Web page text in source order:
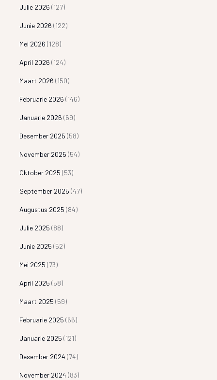
Julie 2026 (127)
Junie 2026 (122)
Mei 2026 (128)
April 2026 (124)
Maart 2026 (150)
Februarie 2026 (146)
Januarie 2026 (69)
Desember 2025 (58)
November 2025 (54)
Oktober 2025 (53)
September 2025 (47)
Augustus 2025 (84)
Julie 2025 (88)
Junie 2025 (52)
Mei 2025 (73)
April 2025 (58)
Maart 2025 (59)
Februarie 2025 (66)
Januarie 2025 (121)
Desember 2024 (74)
November 2024 (83)